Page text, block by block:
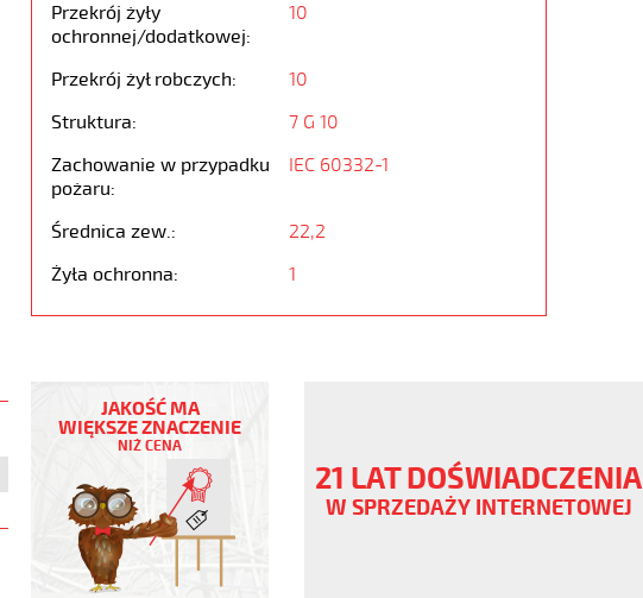
Przekrój żyły
ochronnej/dodatkowej:
10
Przekrój żył robczych:
10
Struktura:
7 G 10
Zachowanie w przypadku
pożaru:
IEC 60332-1
Średnica zew.:
22,2
Żyła ochronna:
1
7G10
Kabel
450/750V
kolorowe
https://www.static.helukabel-
sklep.pl/upload/galleries/products/1510-
JAKOŚĆ MA
WIĘKSZE ZNACZENIE
NIŻ CENA
21 LAT DOŚWIADCZENIA
W SPRZEDAŻY INTERNETOWEJ